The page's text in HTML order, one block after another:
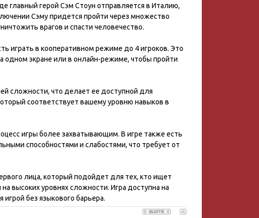
главный герой Сэм Стоун отправляется в Италию,
Сэму придется пройти через множество
врагов и спасти человечество.
играть в кооперативном режиме до 4 игроков. Это
одном экране или в онлайн-режиме, чтобы пройти
сложности, что делает ее доступной для
соответствует вашему уровню навыков в
игры более захватывающим. В игре также есть
способностями и слабостями, что требует от
лица, который подойдет для тех, кто ищет
высоких уровнях сложности. Игра доступна на
без языкового барьера.